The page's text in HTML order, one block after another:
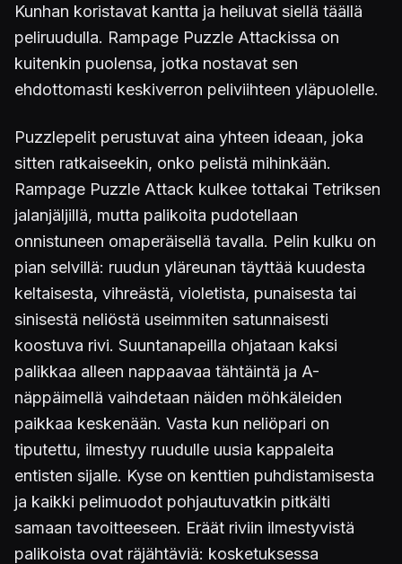
Kunhan koristavat kantta ja heiluvat siellä täällä
peliruudulla. Rampage Puzzle Attackissa on
kuitenkin puolensa, jotka nostavat sen
ehdottomasti keskiverron peliviihteen yläpuolelle.
Puzzlepelit perustuvat aina yhteen ideaan, joka
sitten ratkaiseekin, onko pelistä mihinkään.
Rampage Puzzle Attack kulkee tottakai Tetriksen
jalanjäljillä, mutta palikoita pudotellaan
onnistuneen omaperäisellä tavalla. Pelin kulku on
pian selvillä: ruudun yläreunan täyttää kuudesta
keltaisesta, vihreästä, violetista, punaisesta tai
sinisestä neliöstä useimmiten satunnaisesti
koostuva rivi. Suuntanapeilla ohjataan kaksi
palikkaa alleen nappaavaa tähtäintä ja A-
näppäimellä vaihdetaan näiden möhkäleiden
paikkaa keskenään. Vasta kun neliöpari on
tiputettu, ilmestyy ruudulle uusia kappaleita
entisten sijalle. Kyse on kenttien puhdistamisesta
ja kaikki pelimuodot pohjautuvatkin pitkälti
samaan tavoitteeseen. Eräät riviin ilmestyvistä
palikoista ovat räjähtäviä: kosketuksessa